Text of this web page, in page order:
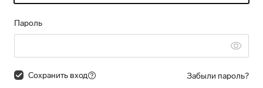
Пароль
Сохранить вход Забыли пароль?